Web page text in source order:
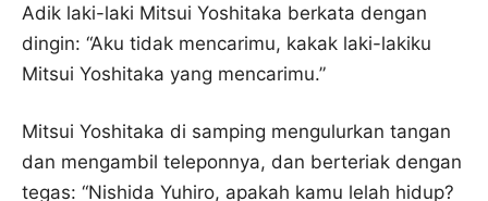
Adik laki-laki Mitsui Yoshitaka berkata dengan
dingin: “Aku tidak mencarimu, kakak laki-lakiku
Mitsui Yoshitaka yang mencarimu.”
Mitsui Yoshitaka di samping mengulurkan tangan
dan mengambil teleponnya, dan berteriak dengan
tegas: “Nishida Yuhiro, apakah kamu lelah hidup?